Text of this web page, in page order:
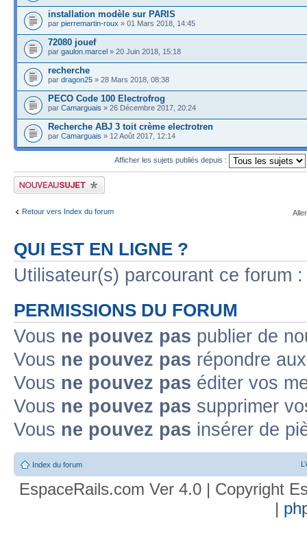
installation modèle sur PARIS
par pierremartin-roux » 01 Mars 2018, 14:45
72080 jouef
par gaulon.marcel » 20 Juin 2018, 15:18
recherche
par dragon25 » 28 Mars 2018, 08:38
PECO Code 100 Electrofrog
par Camarguais » 26 Décembre 2017, 20:24
Recherche ABJ 3 toit crème electrotren
par Camarguais » 12 Août 2017, 12:14
Afficher les sujets publiés depuis :
Publier un nouveau sujet
Retour vers Index du forum
QUI EST EN LIGNE ?
Utilisateur(s) parcourant ce forum
PERMISSIONS DU FORUM
Vous ne pouvez pas publier de
Vous ne pouvez pas répondre
Vous ne pouvez pas éditer vos
Vous ne pouvez pas supprimer
Vous ne pouvez pas insérer de
Index du forum
EspaceRails.com Ver 4.0 | Copyright
|